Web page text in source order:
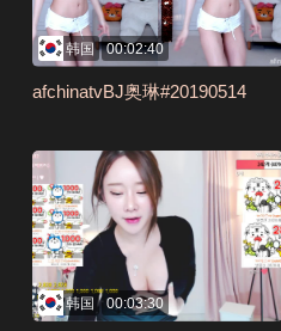
韩国 00:02:40
afchinatvBJ奥琳#20190514
韩国 00:03:30